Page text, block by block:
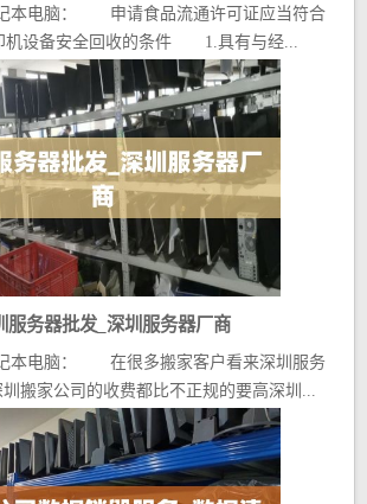
收公司
本电脑： 申请食品流通许可证应当符合
机设备安全回收的条件 1.具有与经...
服务器批发_深圳服务器厂商
本电脑： 在很多搬家客户看来深圳服务
搬家公司的收费都比不正规的要高深圳...